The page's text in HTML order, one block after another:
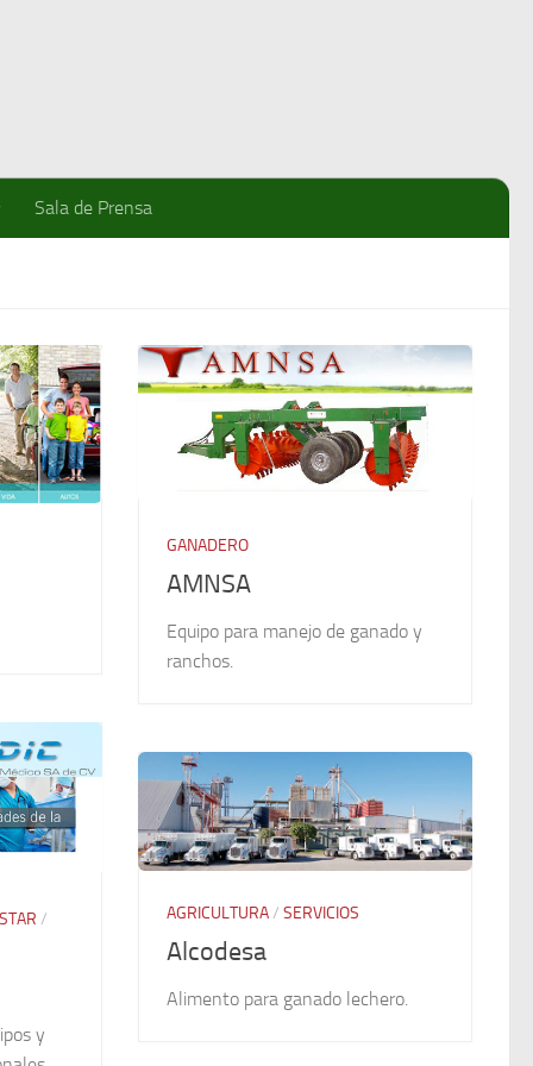
Sala de Prensa
GANADERO
AMNSA
Equipo para manejo de ganado y
ranchos.
/
y
AGRICULTURA/SERVICIOS
Alcodesa
Alimento para ganado lechero.